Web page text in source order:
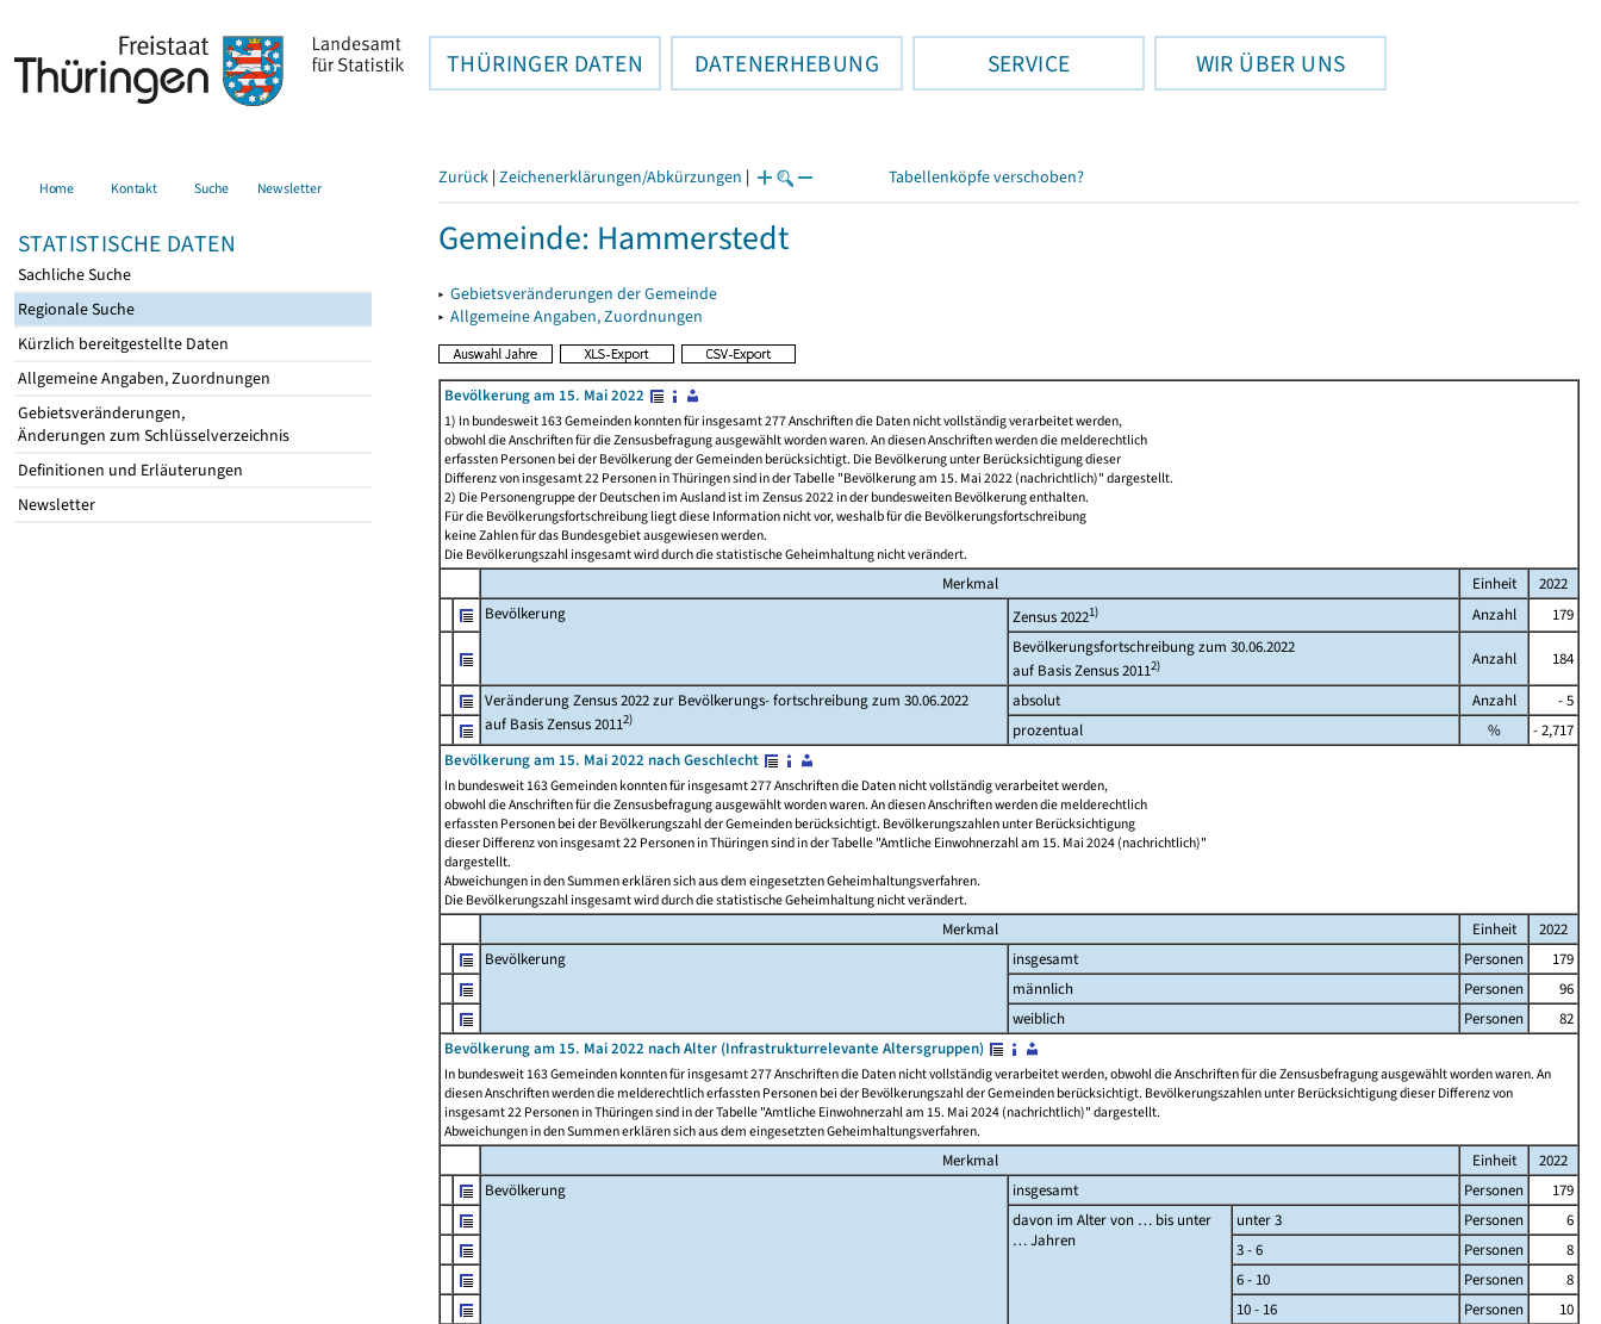
THÜRINGER DATEN DATENERHEBUNG SERVICE WIR ÜBER UNS
Home Kontakt Suche Newsletter
STATISTISCHE DATEN
Sachliche Suche
Regionale Suche
Kürzlich bereitgestellte Daten
Allgemeine Angaben, Zuordnungen
Gebietsveränderungen,
Änderungen zum Schlüsselverzeichnis
Definitionen und Erläuterungen
Newsletter
Zurück | Zeichenerklärungen/Abkürzungen | Tabellenköpfe verschoben?
Gemeinde: Hammerstedt
▸ Gebietsveränderungen der Gemeinde
▸ Allgemeine Angaben, Zuordnungen
Bevölkerung am 15. Mai 2022
1) In bundesweit 163 Gemeinden konnten für insgesamt 277 Anschriften die Daten nicht vollständig verarbeitet werden,
obwohl die Anschriften für die Zensusbefragung ausgewählt worden waren. An diesen Anschriften werden die melderechtlich
erfassten Personen bei der Bevölkerung der Gemeinden berücksichtigt. Die Bevölkerung unter Berücksichtigung dieser
Differenz von insgesamt 22 Personen in Thüringen sind in der Tabelle "Bevölkerung am 15. Mai 2022 (nachrichtlich)" dargestellt.
2) Die Personengruppe der Deutschen im Ausland ist im Zensus 2022 in der bundesweiten Bevölkerung enthalten.
Für die Bevölkerungsfortschreibung liegt diese Information nicht vor, weshalb für die Bevölkerungsfortschreibung
keine Zahlen für das Bundesgebiet ausgewiesen werden.
Die Bevölkerungszahl insgesamt wird durch die statistische Geheimhaltung nicht verändert.
Merkmal Einheit
2022
Bevölkerung
Zensus 20221) Anzahl
179
Bevölkerungsfortschreibung zum 30.06.2022
auf Basis Zensus 20112) Anzahl 184
Veränderung Zensus 2022 zur Bevölkerungs- fortschreibung zum 30.06.2022
auf Basis Zensus 20112)
absolut Anzahl
- 5
prozentual
%
- 2,717
Bevölkerung am 15. Mai 2022 nach Geschlecht
In bundesweit 163 Gemeinden konnten für insgesamt 277 Anschriften die Daten nicht vollständig verarbeitet werden,
obwohl die Anschriften für die Zensusbefragung ausgewählt worden waren. An diesen Anschriften werden die melderechtlich
erfassten Personen bei der Bevölkerungszahl der Gemeinden berücksichtigt. Bevölkerungszahlen unter Berücksichtigung
dieser Differenz von insgesamt 22 Personen in Thüringen sind in der Tabelle "Amtliche Einwohnerzahl am 15. Mai 2024 (nachrichtlich)"
dargestellt.
Abweichungen in den Summen erklären sich aus dem eingesetzten Geheimhaltungsverfahren.
Die Bevölkerungszahl insgesamt wird durch die statistische Geheimhaltung nicht verändert.
Merkmal Einheit
2022
Bevölkerung
insgesamt Personen
179
männlich
Personen
96
weiblich
Personen
82
Bevölkerung am 15. Mai 2022 nach Alter (Infrastrukturrelevante Altersgruppen)
In bundesweit 163 Gemeinden konnten für insgesamt 277 Anschriften die Daten nicht vollständig verarbeitet werden, obwohl die Anschriften für die Zensusbefragung ausgewählt worden waren. An
diesen Anschriften werden die melderechtlich erfassten Personen bei der Bevölkerungszahl der Gemeinden berücksichtigt. Bevölkerungszahlen unter Berücksichtigung dieser Differenz von
insgesamt 22 Personen in Thüringen sind in der Tabelle "Amtliche Einwohnerzahl am 15. Mai 2024 (nachrichtlich)" dargestellt.
Abweichungen in den Summen erklären sich aus dem eingesetzten Geheimhaltungsverfahren.
Merkmal Einheit
2022
Bevölkerung
insgesamt Personen
179
davon im Alter von … bis unter
… Jahren
unter 3 Personen
6
3 - 6
Personen
8
6 - 10
Personen
8
10 - 16
Personen
10